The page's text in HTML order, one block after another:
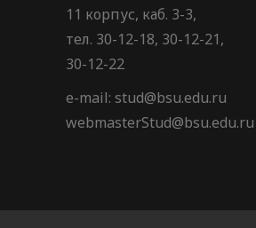
11 корпус, каб. 3-3,
тел. 30-12-18, 30-12-21,
30-12-22
e-mail: stud@bsu.edu.ru
webmasterStud@bsu.edu.ru